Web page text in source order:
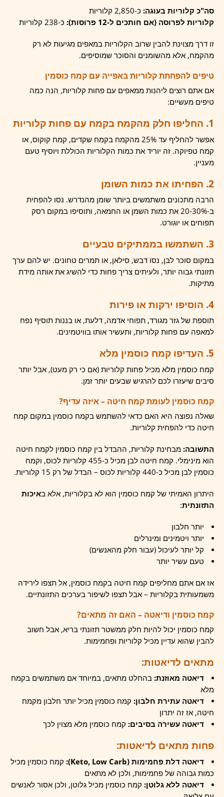
סה"כ קלוריות בעוגה: כ-2,850 קלוריות
קלוריות לפרוסה (אם חותכים ל-12 פרוסות):
כ-238 קלוריות
זו דרך מצוינת להבין שרוב הקלוריות במאפים מגיעות לא רק
מהקמח, אלא מהשומנים והסוכר שמוסיפים.
טיפים להפחתת קלוריות באפייה עם קמח כוסמין
אם אתם רוצים ליהנות ממאפים עם פחות קלוריות, הנה כמה
טיפים מעשיים:
1. החליפו חלק מהקמח בקמח עם פחות קלוריות
אפשר להחליף עד 25% מהקמח בקמח שקדים, קמח קוקוס, או
קמח טפיוקה. זה יוריד את כמות הקלוריות הכוללת ויוסיף טעם
מעניין.
2. הפחיתו את כמות השומן
הרבה מתכונים משתמשים ביותר שומן מהנדרש. נסו להפחית
ב-20-30% את כמות השמן או החמאה, ותוסיפו במקום רסק
תפוחים או יוגורט.
3. השתמשו בממתיקים טבעיים
במקום סוכר לבן, נסו דבש, סילאן, או תמרים טחונים. יש להם ערך
תזונתי גבוה יותר, ולעיתים צריך פחות כדי להשיג את אותה מידת
מתיקות.
4. הוסיפו ירקות או פירות
תוספת של גזר מגורד, תפוחי אדמה, דלעת, או בננות תוסיף נפח
למאפה עם פחות קלוריות, ותעשיר אותו בוויטמינים.
5. העדיפו קמח כוסמין מלא
קמח כוסמין מלא מכיל פחות קלוריות (אם כי רק מעט), אבל יותר
סיבים שיעזרו לכם להרגיש שבעים יותר זמן.
קמח כוסמין לעומת קמח חיטה – איזה עדיף?
שאלה נפוצה היא האם כדאי להשתמש בקמח כוסמין במקום קמח
חיטה כדי להפחית קלוריות.
התשובה: מבחינת קלוריות, ההבדל בין קמח כוסמין לקמח חיטה
הוא מינימלי. קמח חיטה לבן מכיל כ-455 קלוריות לכוס, וקמח
כוסמין לבן מכיל כ-440 קלוריות לכוס – הבדל של רק 15 קלוריות.
היתרון האמיתי של קמח כוסמין הוא לא בקלוריות, אלא באיכות
התזונתית:
יותר חלבון
יותר ויטמינים ומינרלים
קל יותר לעיכול (עבור חלק מהאנשים)
טעם עשיר יותר
אז אם אתם מחליפים קמח חיטה בקמח כוסמין, אל תצפו לירידה
משמעותית בקלוריות – אבל תצפו לשיפור בערכים התזונתיים.
קמח כוסמין ודיאטה – האם זה מתאים?
קמח כוסמין יכול להיות חלק ממשטר תזונתי בריא, אבל חשוב
להבין שהוא עדיין מכיל קלוריות ופחמימות.
מתאים לדיאטות:
דיאטה מאוזנת: בהחלט מתאים, במיוחד אם משתמשים בקמח
מלא
דיאטה עתירת חלבון: קמח כוסמין מכיל יותר חלבון מקמח
חיטה, אז זה יתרון
דיאטה עשירה בסיבים: קמח כוסמין מלא מצוין לכך
פחות מתאים לדיאטות:
דיאטה דלת פחמימות (Keto, Low Carb):
קמח כוסמין מכיל
כמות גבוהה של פחמימות, ולכן לא מתאים
דיאטה ללא גלוטן: קמח כוסמין מכיל גלוטן, ולכן אסור לאנשים